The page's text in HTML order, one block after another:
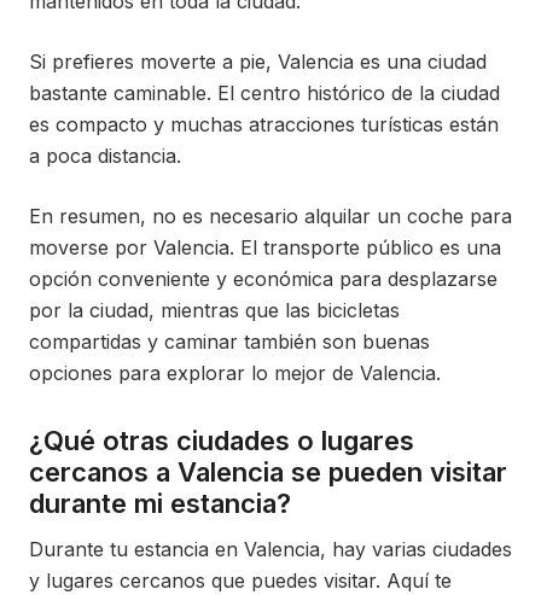
Si prefieres moverte a pie, Valencia es una ciudad
bastante caminable. El centro histórico de la ciudad
es compacto y muchas atracciones turísticas están
a poca distancia.
En resumen, no es necesario alquilar un coche para
moverse por Valencia. El transporte público es una
opción conveniente y económica para desplazarse
por la ciudad, mientras que las bicicletas
compartidas y caminar también son buenas
opciones para explorar lo mejor de Valencia.
¿Qué otras ciudades o lugares
cercanos a Valencia se pueden visitar
durante mi estancia?
Durante tu estancia en Valencia, hay varias ciudades
y lugares cercanos que puedes visitar. Aquí te